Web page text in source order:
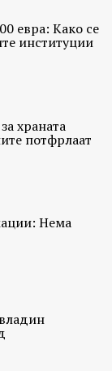
евра: Како се
институции
храната
потфрлаат
Нема